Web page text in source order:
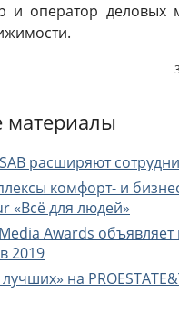
и оператор деловых
материалы
расширяют
комфорт- и
«Всё для людей»
Media Awards
2019
на